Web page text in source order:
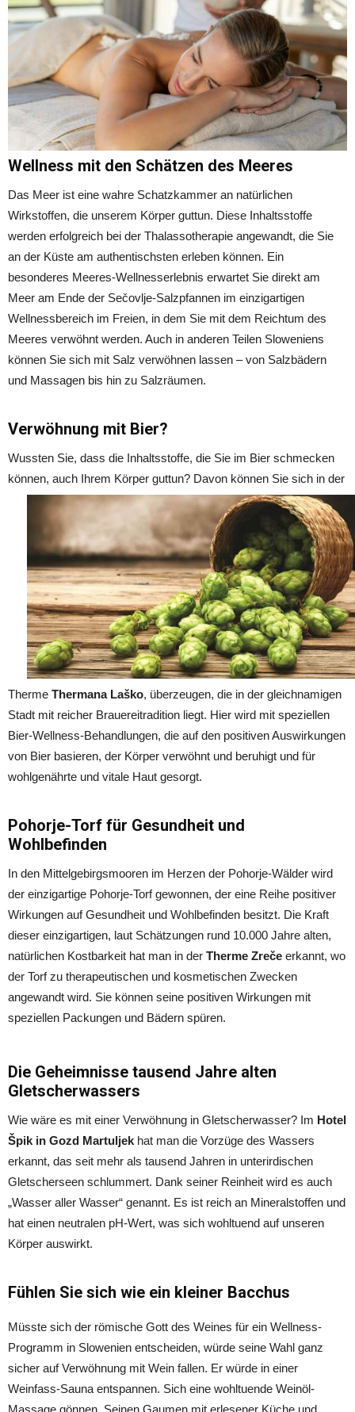
Wellness mit den Schätzen des Meeres
Das Meer ist eine wahre Schatzkammer an natürlichen
Wirkstoffen, die unserem Körper guttun. Diese Inhaltsstoffe
werden erfolgreich bei der Thalassotherapie angewandt, die Sie
an der Küste am authentischsten erleben können. Ein
besonderes Meeres-Wellnesserlebnis erwartet Sie direkt am
Meer am Ende der Sečovlje-Salzpfannen im einzigartigen
Wellnessbereich im Freien, in dem Sie mit dem Reichtum des
Meeres verwöhnt werden. Auch in anderen Teilen Sloweniens
können Sie sich mit Salz verwöhnen lassen – von Salzbädern
und Massagen bis hin zu Salzräumen.
Verwöhnung mit Bier?
Wussten Sie, dass die Inhaltsstoffe, die Sie im Bier schmecken
können, auch Ihrem Körper guttun? Davon können Sie sich in der
Therme Thermana Laško, überzeugen, die in der gleichnamigen
Stadt mit reicher Brauereitradition liegt. Hier wird mit speziellen
Bier-Wellness-Behandlungen, die auf den positiven Auswirkungen
von Bier basieren, der Körper verwöhnt und beruhigt und für
wohlgenährte und vitale Haut gesorgt.
Pohorje-Torf für Gesundheit und
Wohlbefinden
In den Mittelgebirgsmooren im Herzen der Pohorje-Wälder wird
der einzigartige Pohorje-Torf gewonnen, der eine Reihe positiver
Wirkungen auf Gesundheit und Wohlbefinden besitzt. Die Kraft
dieser einzigartigen, laut Schätzungen rund 10.000 Jahre alten,
natürlichen Kostbarkeit hat man in der Therme Zreče erkannt, wo
der Torf zu therapeutischen und kosmetischen Zwecken
angewandt wird. Sie können seine positiven Wirkungen mit
speziellen Packungen und Bädern spüren.
Die Geheimnisse tausend Jahre alten
Gletscherwassers
Wie wäre es mit einer Verwöhnung in Gletscherwasser? Im Hotel
Špik in Gozd Martuljek hat man die Vorzüge des Wassers
erkannt, das seit mehr als tausend Jahren in unterirdischen
Gletscherseen schlummert. Dank seiner Reinheit wird es auch
„Wasser aller Wasser“ genannt. Es ist reich an Mineralstoffen und
hat einen neutralen pH-Wert, was sich wohltuend auf unseren
Körper auswirkt.
Fühlen Sie sich wie ein kleiner Bacchus
Müsste sich der römische Gott des Weines für ein Wellness-
Programm in Slowenien entscheiden, würde seine Wahl ganz
sicher auf Verwöhnung mit Wein fallen. Er würde in einer
Weinfass-Sauna entspannen. Sich eine wohltuende Weinöl-
Massage gönnen. Seinen Gaumen mit erlesener Küche und